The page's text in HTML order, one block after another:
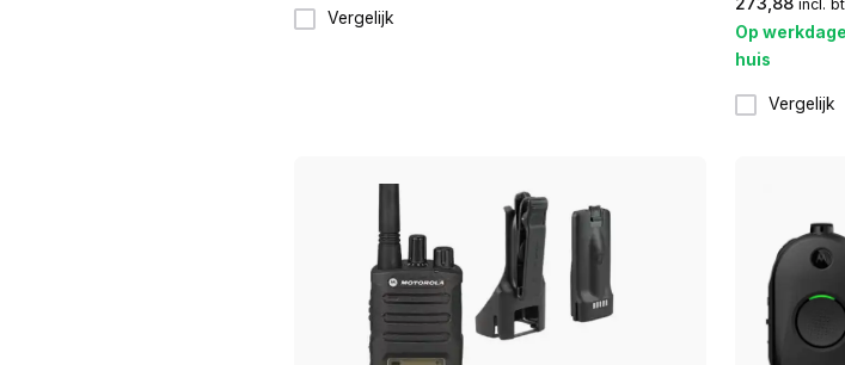
Vergelijk
incl.
Op
huis
Vergelijk